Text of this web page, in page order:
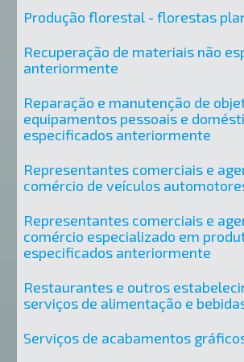
Produção florestal - florestas
Recuperação de materiais não
anteriormente
Reparação e manutenção de
equipamentos pessoais e
especificados anteriormente
Representantes comerciais e
comércio de veículos
Representantes comerciais e
comércio especializado em
especificados anteriormente
Restaurantes e outros
serviços de alimentação e
Serviços de acabamentos